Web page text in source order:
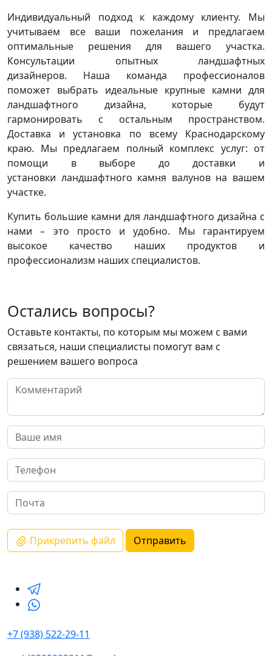
Индивидуальный подход к каждому клиенту. Мы
учитываем все ваши пожелания и предлагаем
оптимальные решения для вашего участка.
Консультации опытных ландшафтных
дизайнеров. Наша команда профессионалов
поможет выбрать идеальные крупные камни для
ландшафтного дизайна, которые будут
гармонировать с остальным пространством.
Доставка и установка по всему Краснодарскому
краю. Мы предлагаем полный комплекс услуг: от
помощи в выборе до доставки и
установки ландшафтного камня валунов на вашем
участке.
Купить большие камни для ландшафтного дизайна с
нами – это просто и удобно. Мы гарантируем
высокое качество наших продуктов и
профессионализм наших специалистов.
Остались вопросы?
Оставьте контакты, по которым мы можем с вами
связаться, наши специалисты помогут вам с
решением вашего вопроса
Прикрепить файл Отправить
+7 (938) 522-29-11